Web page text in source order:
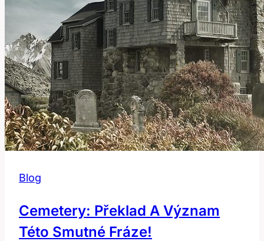
Blog
Cemetery: Překlad A Význam
Této Smutné Fráze!